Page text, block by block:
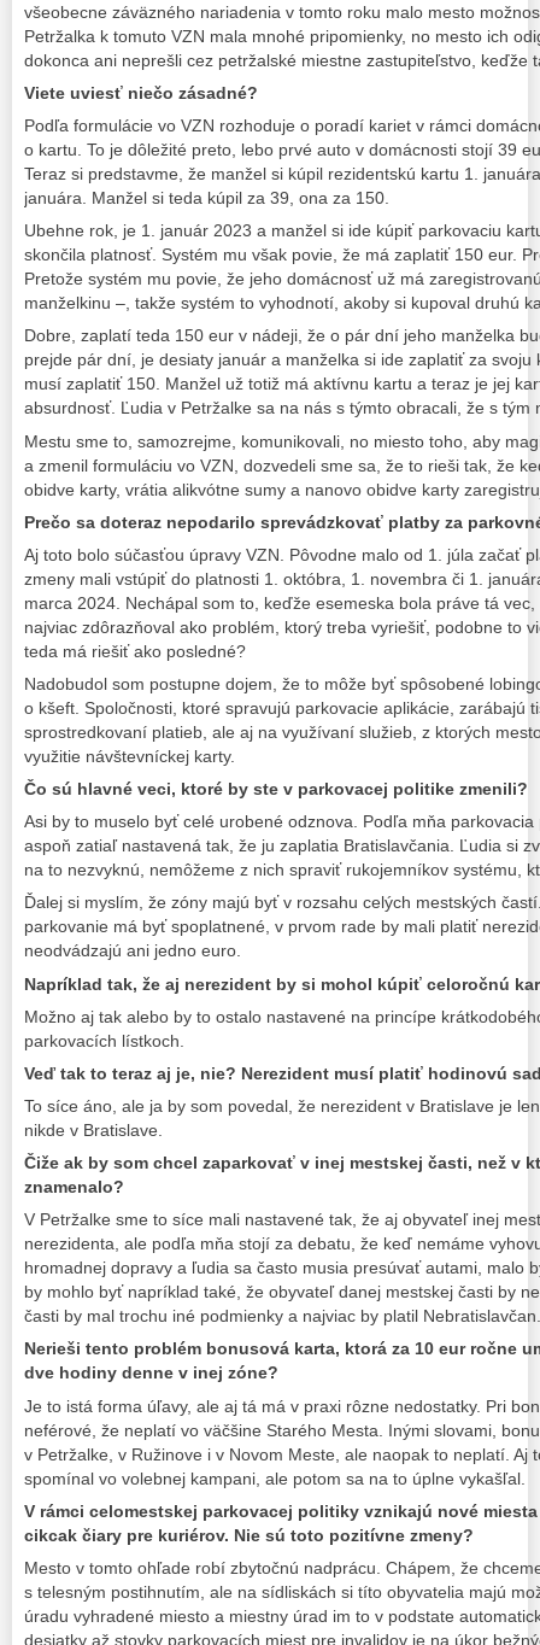
všeobecne záväzného nariadenia v tomto roku malo mesto
Petržalka k tomuto VZN mala mnohé pripomienky, no mesto ich
dokonca ani neprešli cez petržalské miestne zastupiteľstvo, keďže
Viete uviesť niečo zásadné?
Podľa formulácie vo VZN rozhoduje o poradí kariet v rámci
o kartu. To je dôležité preto, lebo prvé auto v domácnosti stojí 39
Teraz si predstavme, že manžel si kúpil rezidentskú kartu 1.
januára. Manžel si teda kúpil za 39, ona za 150.
Ubehne rok, je 1. január 2023 a manžel si ide kúpiť parkovaciu
skončila platnosť. Systém mu však povie, že má zaplatiť 150 eur.
Pretože systém mu povie, že jeho domácnosť už má
manželkinu –, takže systém to vyhodnotí, akoby si kupoval druhú
Dobre, zaplatí teda 150 eur v nádeji, že o pár dní jeho manželka
prejde pár dní, je desiaty január a manželka si ide zaplatiť za svoju
musí zaplatiť 150. Manžel už totiž má aktívnu kartu a teraz je jej
absurdnosť. Ľudia v Petržalke sa na nás s týmto obracali, že s tým
Mestu sme to, samozrejme, komunikovali, no miesto toho, aby
a zmenil formuláciu vo VZN, dozvedeli sme sa, že to rieši tak, že
obidve karty, vrátia alikvótne sumy a nanovo obidve karty
Prečo sa doteraz nepodarilo sprevádzkovať platby za
Aj toto bolo súčasťou úpravy VZN. Pôvodne malo od 1. júla začať
zmeny mali vstúpiť do platnosti 1. októbra, 1. novembra či 1.
marca 2024. Nechápal som to, keďže esemeska bola práve tá
najviac zdôrazňoval ako problém, ktorý treba vyriešiť, podobne to
teda má riešiť ako posledné?
Nadobudol som postupne dojem, že to môže byť spôsobené
o kšeft. Spoločnosti, ktoré spravujú parkovacie aplikácie, zarábajú
sprostredkovaní platieb, ale aj na využívaní služieb, z ktorých
využitie návštevníckej karty.
Čo sú hlavné veci, ktoré by ste v parkovacej politike zmenili?
Asi by to muselo byť celé urobené odznova. Podľa mňa
aspoň zatiaľ nastavená tak, že ju zaplatia Bratislavčania. Ľudia si
na to nezvyknú, nemôžeme z nich spraviť rukojemníkov systému,
Ďalej si myslím, že zóny majú byť v rozsahu celých mestských
parkovanie má byť spoplatnené, v prvom rade by mali platiť
neodvádzajú ani jedno euro.
Napríklad tak, že aj nerezident by si mohol kúpiť celoročnú
Možno aj tak alebo by to ostalo nastavené na princípe
parkovacích lístkoch.
Veď tak to teraz aj je, nie? Nerezident musí platiť hodinovú
To síce áno, ale ja by som povedal, že nerezident v Bratislave je
nikde v Bratislave.
Čiže ak by som chcel zaparkovať v inej mestskej časti, než v
znamenalo?
V Petržalke sme to síce mali nastavené tak, že aj obyvateľ inej
nerezidenta, ale podľa mňa stojí za debatu, že keď nemáme
hromadnej dopravy a ľudia sa často musia presúvať autami, malo
by mohlo byť napríklad také, že obyvateľ danej mestskej časti by
časti by mal trochu iné podmienky a najviac by platil Nebratislavčan.
Nerieši tento problém bonusová karta, ktorá za 10 eur ročne
dve hodiny denne v inej zóne?
Je to istá forma úľavy, ale aj tá má v praxi rôzne nedostatky. Pri
neférové, že neplatí vo väčšine Starého Mesta. Inými slovami,
v Petržalke, v Ružinove i v Novom Meste, ale naopak to neplatí. Aj
spomínal vo volebnej kampani, ale potom sa na to úplne vykašľal.
V rámci celomestskej parkovacej politiky vznikajú nové
cikcak čiary pre kuriérov. Nie sú toto pozitívne zmeny?
Mesto v tomto ohľade robí zbytočnú nadprácu. Chápem, že
s telesným postihnutím, ale na sídliskách si títo obyvatelia majú
úradu vyhradené miesto a miestny úrad im to v podstate
desiatky až stovky parkovacích miest pre invalidov je na úkor